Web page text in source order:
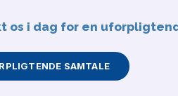
os i dag for en
SAMTALE